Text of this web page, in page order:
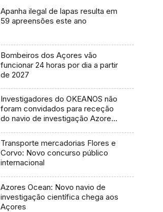
Apanha ilegal de lapas resulta em
59 apreensões este ano
Bombeiros dos Açores vão
funcionar 24 horas por dia a partir
de 2027
Investigadores do OKEANOS não
foram convidados para receção
do navio de investigação Azores
Transporte mercadorias Flores e
Corvo: Novo concurso público
internacional
Azores Ocean: Novo navio de
investigação científica chega aos
Açores